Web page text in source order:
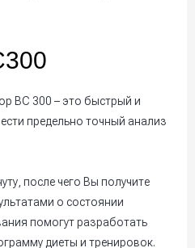
BC 300 – это быстрый и
предельно точный анализ
после чего Вы получите
о состоянии
помогут разработать
диеты и тренировок.